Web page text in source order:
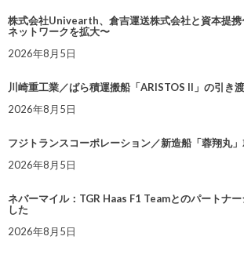
株式会社Univearth、倉吉運送株式会社と資本提携
ネットワークを拡大〜
2026年8月5日
川崎重工業／ばら積運搬船「ARISTOS II」の引き
2026年8月5日
フジトランスコーポレーション／新造船「蓉翔丸
2026年8月5日
ネバーマイル：TGR Haas F1 Teamとのパートナ
した
2026年8月5日